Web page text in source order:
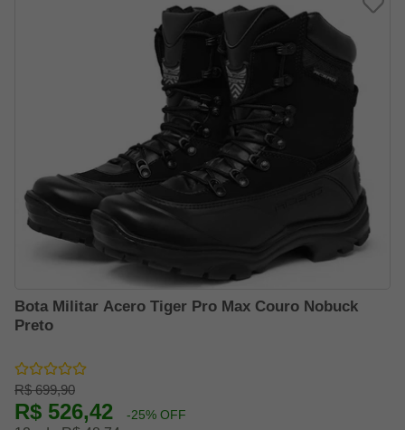
Bota Militar Acero Tiger Pro Max Couro Nobuck
Preto
R$ 699,90
R$ 526,42 -25% OFF